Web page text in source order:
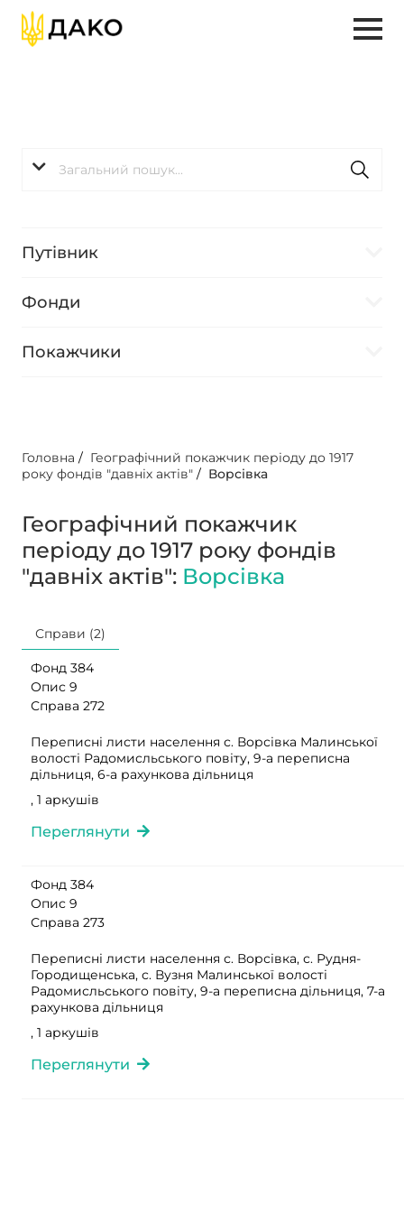
Путівник
Фонди
Покажчики
Головна / Географічний покажчик періоду до 1917
року фондів "давніх актів" / Ворсівка
Географічний покажчик
періоду до 1917 року фондів
"давніх актів": Ворсівка
Справи (2)
Фонд 384
Опис 9
Справа 272
Переписні листи населення с. Ворсівка Малинської
волості Радомисльського повіту, 9-а переписна
дільниця, 6-а рахункова дільниця
, 1 аркушів
Переглянути
Фонд 384
Опис 9
Справа 273
Переписні листи населення с. Ворсівка, с. Рудня-
Городищенська, с. Вузня Малинської волості
Радомисльського повіту, 9-а переписна дільниця, 7-а
рахункова дільниця
, 1 аркушів
Переглянути